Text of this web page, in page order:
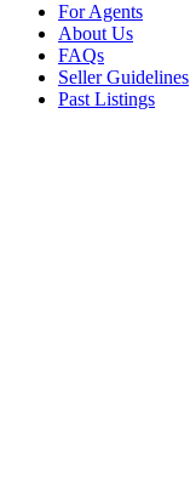
For Agents
About Us
FAQs
Seller Guidelines
Past Listings